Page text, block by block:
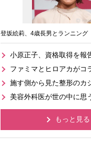
登坂絵莉、4歳長男とランニング
小原正子、資格取得を報
ファミマとヒロアカがコ
施す側から見た整形のカ
美容外科医が世の中に思
もっと見る